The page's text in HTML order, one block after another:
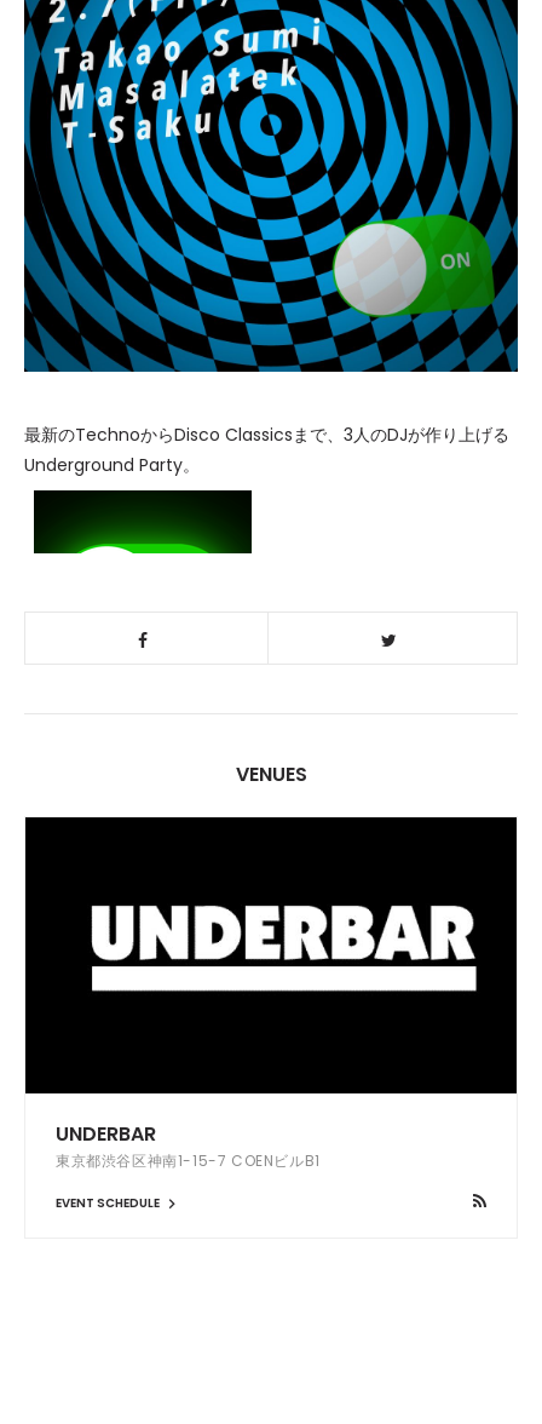
最新のTechnoからDisco Classicsまで、3人のDJが作り上げる
Underground Party。
VENUES
UNDERBAR
東京都渋谷区神南1-15-7 COENビルB1
EVENT SCHEDULE